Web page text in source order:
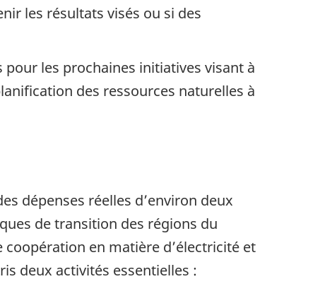
les résultats visés ou si des
les prochaines initiatives visant à
des ressources naturelles à
dépenses réelles d’environ deux
de transition des régions du
en matière d’électricité et
deux activités essentielles :